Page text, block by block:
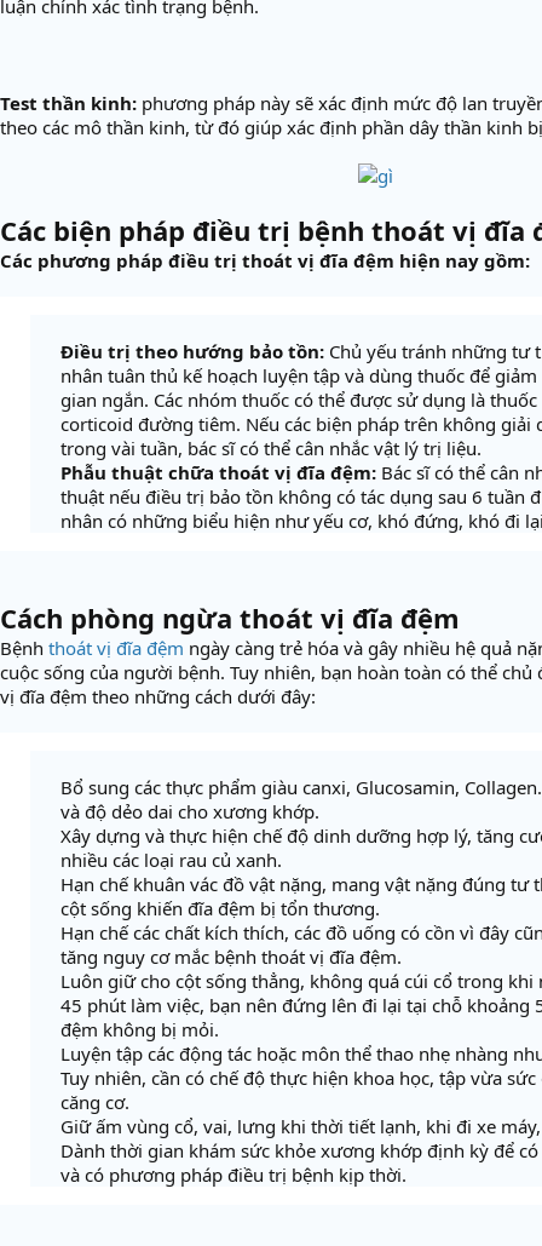
luận chính xác tình trạng bệnh.
Test thần kinh: phương pháp này sẽ xác định mức độ lan
theo các mô thần kinh, từ đó giúp xác định phần dây thần kinh
Các biện pháp điều trị bệnh thoát vị đĩa
Các phương pháp điều trị thoát vị đĩa đệm hiện nay gồm:
Điều trị theo hướng bảo tồn: Chủ yếu tránh những tư
nhân tuân thủ kế hoạch luyện tập và dùng thuốc để
gian ngắn. Các nhóm thuốc có thể được sử dụng là
corticoid đường tiêm. Nếu các biện pháp trên không giải
trong vài tuần, bác sĩ có thể cân nhắc vật lý trị liệu.
Phẫu thuật chữa thoát vị đĩa đệm: Bác sĩ có thể cân
thuật nếu điều trị bảo tồn không có tác dụng sau 6 tuần
nhân có những biểu hiện như yếu cơ, khó đứng, khó đi
Cách phòng ngừa thoát vị đĩa đệm
Bệnh thoát vị đĩa đệm ngày càng trẻ hóa và gây nhiều hệ quả
cuộc sống của người bệnh. Tuy nhiên, bạn hoàn toàn có thể
vị đĩa đệm theo những cách dưới đây:
Bổ sung các thực phẩm giàu canxi, Glucosamin,
và độ dẻo dai cho xương khớp.
Xây dựng và thực hiện chế độ dinh dưỡng hợp lý, tăng
nhiều các loại rau củ xanh.
Hạn chế khuân vác đồ vật nặng, mang vật nặng đúng tư
cột sống khiến đĩa đệm bị tổn thương.
Hạn chế các chất kích thích, các đồ uống có cồn vì đây
tăng nguy cơ mắc bệnh thoát vị đĩa đệm.
Luôn giữ cho cột sống thẳng, không quá cúi cổ trong
45 phút làm việc, bạn nên đứng lên đi lại tại chỗ khoảng
đệm không bị mỏi.
Luyện tập các động tác hoặc môn thể thao nhẹ nhàng
Tuy nhiên, cần có chế độ thực hiện khoa học, tập vừa
căng cơ.
Giữ ấm vùng cổ, vai, lưng khi thời tiết lạnh, khi đi xe
Dành thời gian khám sức khỏe xương khớp định kỳ để
và có phương pháp điều trị bệnh kịp thời.